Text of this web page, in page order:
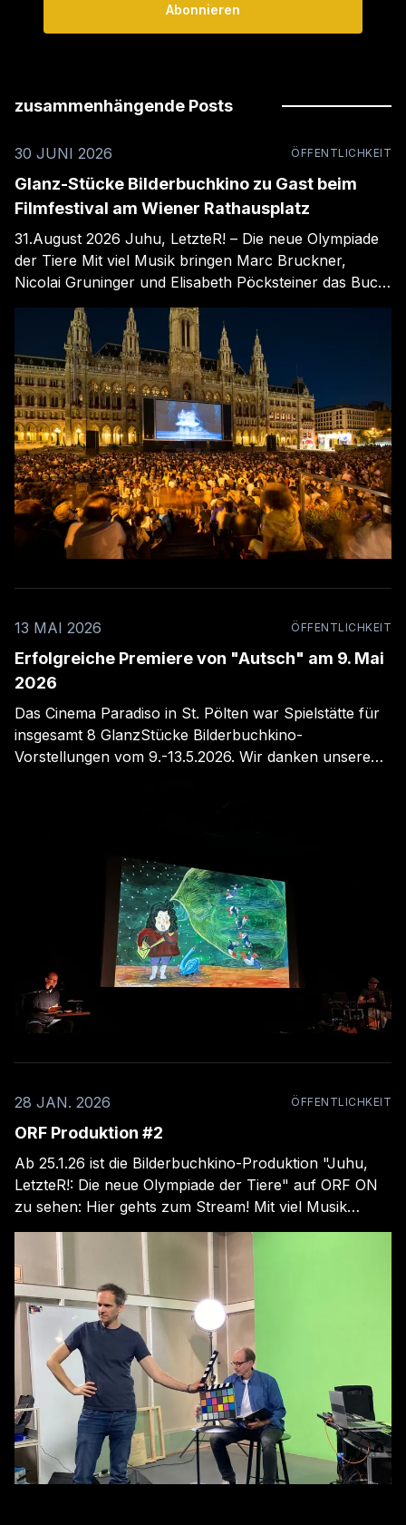
Abonnieren
zusammenhängende Posts
30 JUNI 2026 ÖFFENTLICHKEIT
Glanz-Stücke Bilderbuchkino zu Gast beim
Filmfestival am Wiener Rathausplatz
31.August 2026 Juhu, LetzteR! – Die neue Olympiade
der Tiere Mit viel Musik bringen Marc Bruckner,
Nicolai Gruninger und Elisabeth Pöcksteiner das Buch
„Juhu, LetzeR! – Die neue Olympiade der Tiere“
stimmungsvoll auf die Bühne. Das Publikum erwartet
eine lebendige Mischung aus Humor, Rhythmus und
tierischen Abenteuern. Link zum Veranstalter
13 MAI 2026 ÖFFENTLICHKEIT
Erfolgreiche Premiere von "Autsch" am 9. Mai
2026
Das Cinema Paradiso in St. Pölten war Spielstätte für
insgesamt 8 GlanzStücke Bilderbuchkino-
Vorstellungen vom 9.-13.5.2026. Wir danken unserem
28 JAN. 2026 ÖFFENTLICHKEIT
ORF Produktion #2
Ab 25.1.26 ist die Bilderbuchkino-Produktion "Juhu,
LetzteR!: Die neue Olympiade der Tiere" auf ORF ON
zu sehen: Hier gehts zum Stream! Mit viel Musik
bringen Marc Bruckner, Nicolai Gruninger und
Elisabeth Pöcksteiner das Buch "Juhu, LetzeR!: Die
neue Olympiade der Tiere" vom G